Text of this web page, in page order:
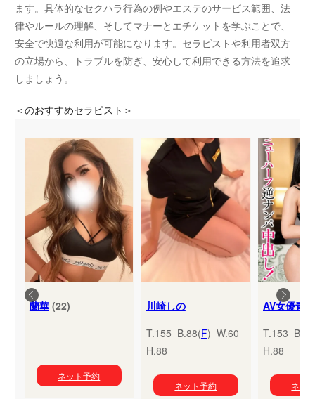
ます。具体的なセクハラ行為の例やエステのサービス範囲、法
律やルールの理解、そしてマナーとエチケットを学ぶことで、
安全で快適な利用が可能になります。セラピストや利用者双方
の立場から、トラブルを防ぎ、安心して利用できる方法を追求
しましょう。
＜のおすすめセラピスト＞
蘭華(22)
ネット予約
川崎しの
T.155 B.88(F) W.60
H.88
ネット予約
T.153
H.88
ネッ